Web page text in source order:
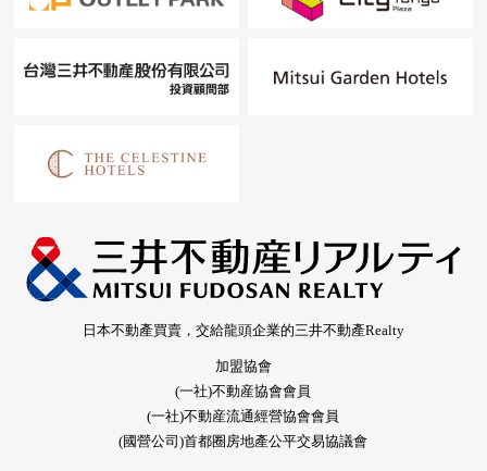
日本不動產買賣，交給龍頭企業的三井不動產Realty
加盟協會
(一社)不動産協會會員
(一社)不動産流通經營協會會員
(國營公司)首都圈房地產公平交易協議會